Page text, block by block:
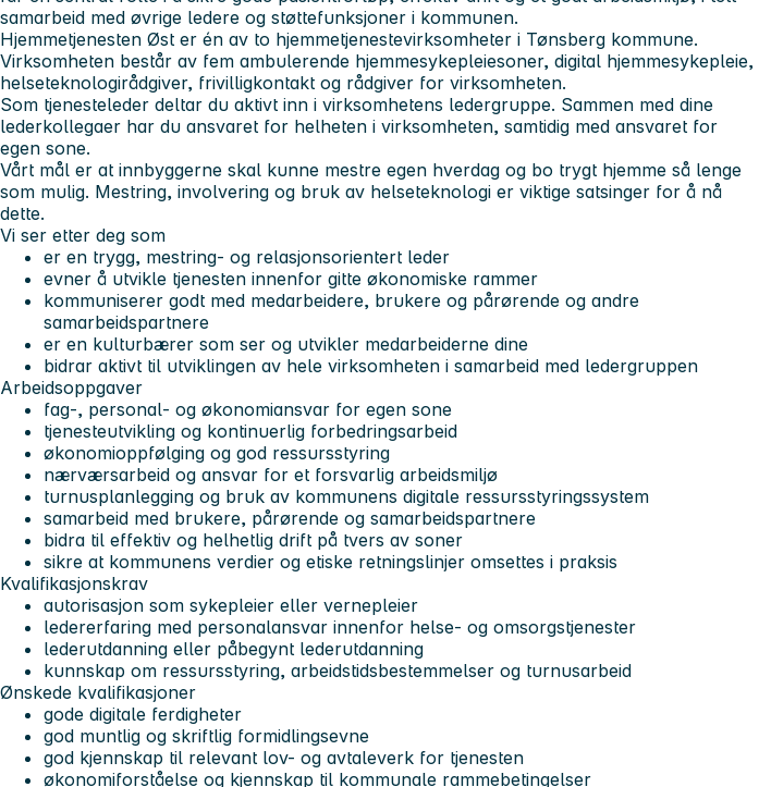
samarbeid med øvrige ledere og støttefunksjoner i kommunen.
Hjemmetjenesten Øst er én av to hjemmetjenestevirksomheter i Tønsberg kommune.
Virksomheten består av fem ambulerende hjemmesykepleiesoner, digital hjemmesykepleie,
helseteknologirådgiver, frivilligkontakt og rådgiver for virksomheten.
Som tjenesteleder deltar du aktivt inn i virksomhetens ledergruppe. Sammen med dine
lederkollegaer har du ansvaret for helheten i virksomheten, samtidig med ansvaret for
egen sone.
Vårt mål er at innbyggerne skal kunne mestre egen hverdag og bo trygt hjemme så lenge
som mulig. Mestring, involvering og bruk av helseteknologi er viktige satsinger for å nå
dette.
Vi ser etter deg som
er en trygg, mestring- og relasjonsorientert leder
evner å utvikle tjenesten innenfor gitte økonomiske rammer
kommuniserer godt med medarbeidere, brukere og pårørende og andre
samarbeidspartnere
er en kulturbærer som ser og utvikler medarbeiderne dine
bidrar aktivt til utviklingen av hele virksomheten i samarbeid med ledergruppen
Arbeidsoppgaver
fag-, personal- og økonomiansvar for egen sone
tjenesteutvikling og kontinuerlig forbedringsarbeid
økonomioppfølging og god ressursstyring
nærværsarbeid og ansvar for et forsvarlig arbeidsmiljø
turnusplanlegging og bruk av kommunens digitale ressursstyringssystem
samarbeid med brukere, pårørende og samarbeidspartnere
bidra til effektiv og helhetlig drift på tvers av soner
sikre at kommunens verdier og etiske retningslinjer omsettes i praksis
Kvalifikasjonskrav
autorisasjon som sykepleier eller vernepleier
ledererfaring med personalansvar innenfor helse- og omsorgstjenester
lederutdanning eller påbegynt lederutdanning
kunnskap om ressursstyring, arbeidstidsbestemmelser og turnusarbeid
Ønskede kvalifikasjoner
gode digitale ferdigheter
god muntlig og skriftlig formidlingsevne
god kjennskap til relevant lov- og avtaleverk for tjenesten
økonomiforståelse og kjennskap til kommunale rammebetingelser